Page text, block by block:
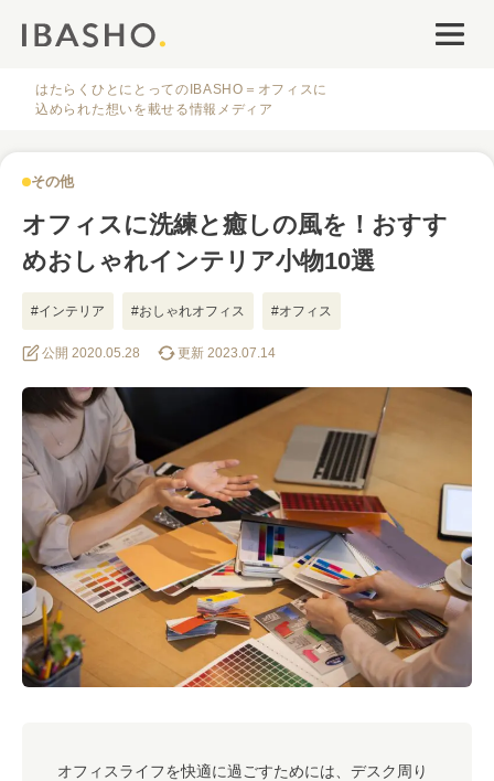
ファシリティナレッジ
人気のタグ
#オフィス #インタビュー #ファシリティ #デザイン
#働き方 #特集 #レイアウト #オフィス移転 #その他
#キャリア #ノウハウ #内装 #おしゃれオフィス #メリット
#こだわりオフィス #コスト #コミュニケーション
#フリーアドレス #ブランディング
はたらくひとにとってのIBASHO＝オフィスに
込められた想いを載せる情報メディア
その他
オフィスに洗練と癒しの風を！おすす
めおしゃれインテリア小物10選
#インテリア #おしゃれオフィス #オフィス
#かっこいいオフィス #デザイン
公開 2020.05.28 更新 2023.07.14
オフィスライフを快適に過ごすためには、デスク周り